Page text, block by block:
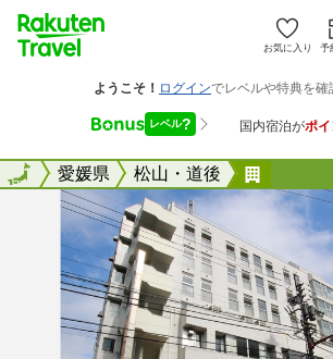
お気に入り 予
全国愛媛県 松山・道後
全国